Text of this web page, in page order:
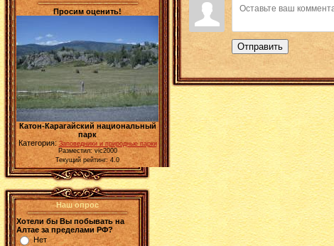
Просим оценить!
Катон-Карагайский национальный
парк
Категория: Заповедники и природные парки
Разместил: vic2000
Текущий рейтинг: 4.0
Наш опрос
Хотели бы Вы побывать на
Алтае за пределами РФ?
Нет
Отправить